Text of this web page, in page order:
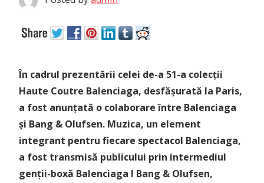
În cadrul prezentării celei de-a 51-a colecții
Haute Coutre Balenciaga, desfășurată la Paris,
a fost anunțată o colaborare între Balenciaga
și Bang & Olufsen. Muzica, un element
integrant pentru fiecare spectacol Balenciaga,
a fost transmisă publicului prin intermediul
genții-boxă Balenciaga I Bang & Olufsen,